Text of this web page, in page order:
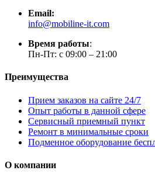
Email:
info@mobiline-it.com
Время работы:
Пн-Пт: с 09:00 – 21:00
Преимущества
Прием заказов на сайте 24/7
Опыт работы в данной сфере
Сервисный приемный пункт
Ремонт в минимальные сроки
Подменное оборудование
О компании